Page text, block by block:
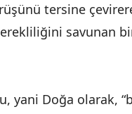
tersine
savunan
yani Doğa olarak,